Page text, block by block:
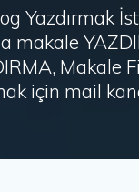
Yazdırmak
makale
Makale
için mail